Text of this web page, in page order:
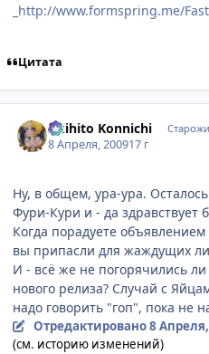
_http://www.formspring.me/
Цитата
Akihito Konnichi
8 Апреля, 200917 г
Ну, в общем, ура-ура.
Фури-Кури и - да здравствует
Когда порадуете
вы припасли для жаждущих
И - всё же не погорячились
нового релиза? Случай с
надо говорить "гоп", пока не
Отредактировано8
(см. историю изменений)